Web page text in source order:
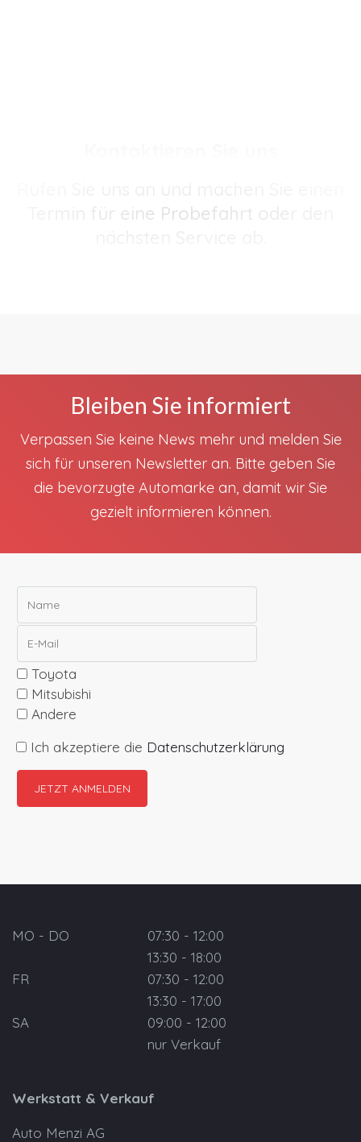
Termin für eine Probefahrt oder den
Bleiben Sie informiert
Verpassen Sie keine News mehr und melden Sie
sich für unseren Newsletter an. Bitte geben Sie
die bevorzugte Automarke an, damit wir Sie
gezielt informieren können.
Toyota
Mitsubishi
Andere
Ich akzeptiere die Datenschutzerklärung
MO - DO
07:30 - 12:00
13:30 - 18:00
FR
07:30 - 12:00
13:30 - 17:00
SA
09:00 - 12:00
nur Verkauf
Werkstatt & Verkauf
Auto Menzi AG